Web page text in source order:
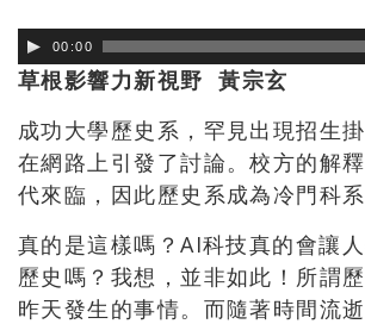
00:00
草根影響力新視野 黃宗玄
成功大學歷史系，罕見出現招生掛
在網路上引發了討論。校方的解
代來臨， 因此歷史系成為冷門科系
真的是這樣嗎？AI科技真的會讓
歷史嗎？我想， 並非如此！所謂
昨天發生的事情。而隨著時間流